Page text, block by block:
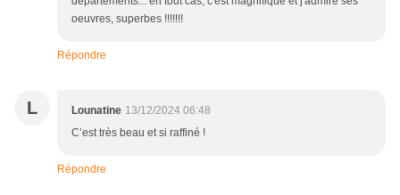
oeuvres, superbes !!!!!!!
Répondre
L Lounatine 13/12/2024 06:48
C’est très beau et si raffiné !
Répondre